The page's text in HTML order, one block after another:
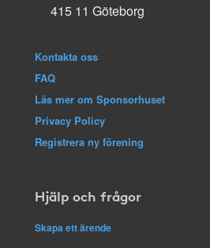
415 11 Göteborg
Kontakta oss
FAQ
Läs mer om Sponsorhuset
Privacy Policy
Registrera ny förening
Hjälp och frågor
Skapa ett ärende